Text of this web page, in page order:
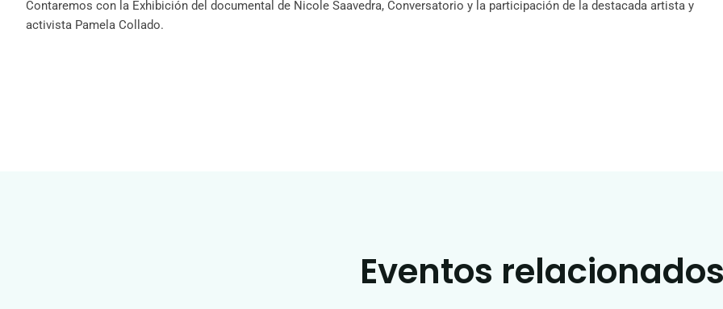
Contaremos con la Exhibición del documental de Nicole Saavedra, Conversatorio y la participación de la destacada artista y
activista Pamela Collado.
Eventos